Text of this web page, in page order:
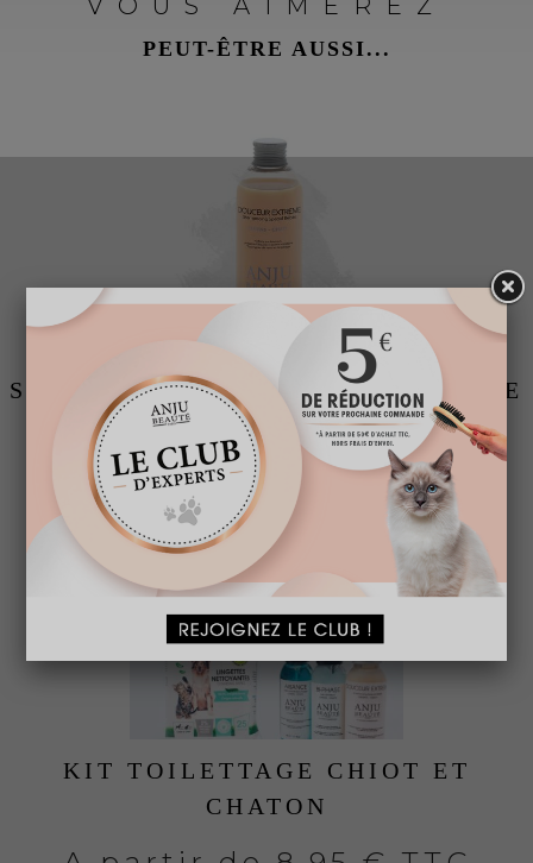
VOUS AIMEREZ
PEUT-ÊTRE AUSSI...
SHAMPOOING DOUCEUR EXTRÊME
A partir de 15,95 € TTC
KIT TOILETTAGE CHIOT ET
CHATON